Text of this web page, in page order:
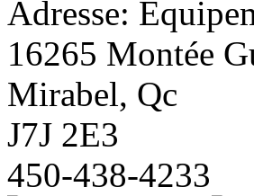
Adresse:
16265 Montée
Mirabel, Qc
J7J 2E3
450-438-4233